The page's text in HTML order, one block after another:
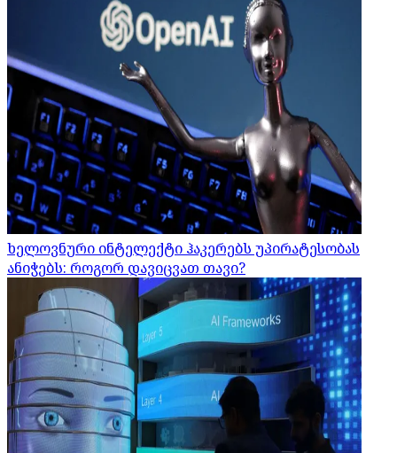
ხელოვნური ინტელექტი ჰაკერებს უპირატესობას
ანიჭებს: როგორ დავიცვათ თავი?